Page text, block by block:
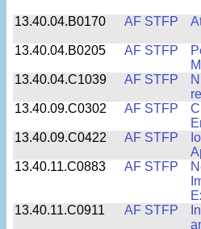
13.40.04.B0170 AF STFP
13.40.04.B0205 AF STFP
13.40.04.C1039
AF STFP
13.40.09.C0302
AF STFP
13.40.09.C0422
AF STFP
13.40.11.C0883
AF STFP
13.40.11.C0911
AF STFP